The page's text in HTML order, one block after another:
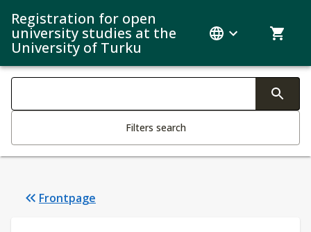
Registration for open
university studies at the
University of Turku
Search filters
Filters search
Frontpage